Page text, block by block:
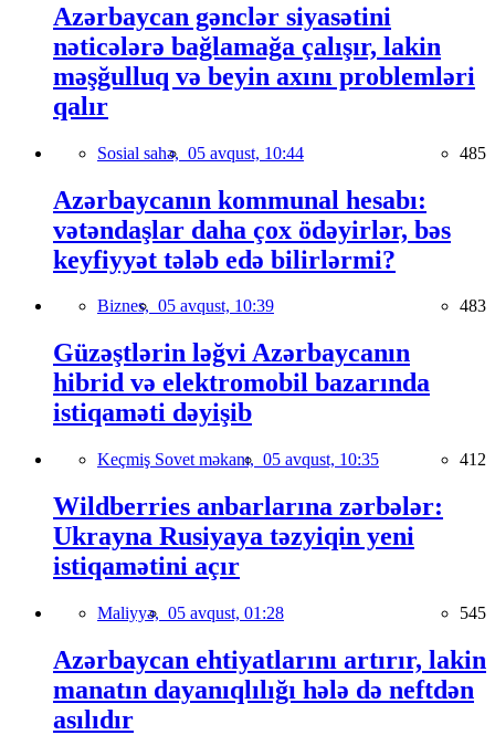
Azərbaycan gənclər siyasətini
nəticələrə bağlamağa çalışır, lakin
məşğulluq və beyin axını problemləri
qalır
Sosial sahə, 05 avqust, 10:44 485
Azərbaycanın kommunal hesabı:
vətəndaşlar daha çox ödəyirlər, bəs
keyfiyyət tələb edə bilirlərmi?
Biznes, 05 avqust, 10:39 483
Güzəştlərin ləğvi Azərbaycanın
hibrid və elektromobil bazarında
istiqaməti dəyişib
Keçmiş Sovet məkanı, 05 avqust, 10:35 412
Wildberries anbarlarına zərbələr:
Ukrayna Rusiyaya təzyiqin yeni
istiqamətini açır
Maliyyə, 05 avqust, 01:28 545
Azərbaycan ehtiyatlarını artırır, lakin
manatın dayanıqlılığı hələ də neftdən
asılıdır